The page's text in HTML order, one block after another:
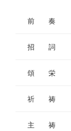
前 奏
招 詞
頌 栄
祈 祷
主 祷